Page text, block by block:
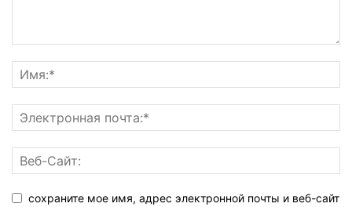
сохраните мое имя, адрес электронной почты и веб-сайт